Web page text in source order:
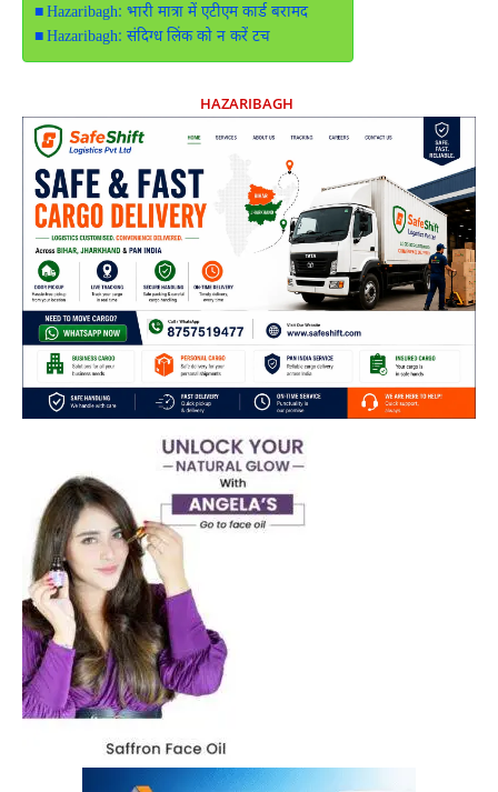
Hazaribagh: भारी मात्रा में एटीएम कार्ड बरामद
Hazaribagh: संदिग्ध लिंक को न करें टच
HAZARIBAGH